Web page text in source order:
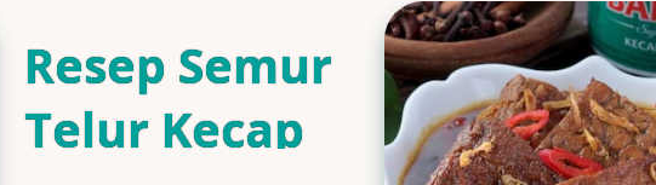
Resep Semur
Telur Kecap